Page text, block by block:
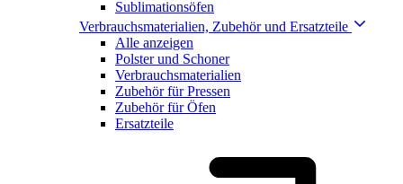
Sublimationsöfen
Verbrauchsmaterialien, Zubehör und Ersatzteile
Alle anzeigen
Polster und Schoner
Verbrauchsmaterialien
Zubehör für Pressen
Zubehör für Öfen
Ersatzteile